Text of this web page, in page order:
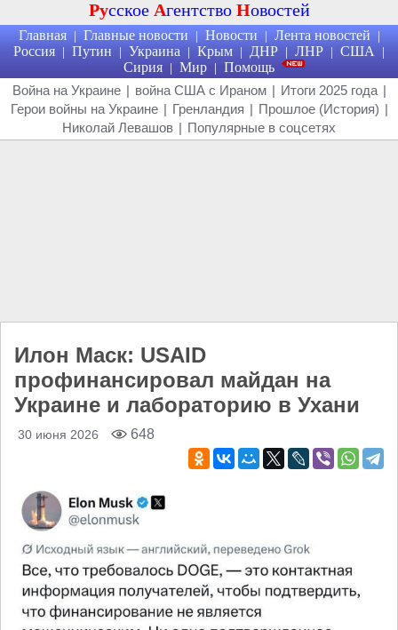
Русское Агентство Новостей
Главная | Главные новости | Новости | Лента новостей |
Россия | Путин | Украина | Крым | ДНР | ЛНР | США |
Сирия | Мир | Помощь
Война на Украине | война США с Ираном | Итоги 2025 года |
Герои войны на Украине | Гренландия | Прошлое (История) |
Николай Левашов | Популярные в соцсетях
Илон Маск: USAID
профинансировал майдан на
Украине и лабораторию в Ухани
30 июня 2026 648